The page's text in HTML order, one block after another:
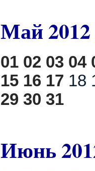
Май2012
01 02 03 04
15 16 17 18
29 30 31
Июнь